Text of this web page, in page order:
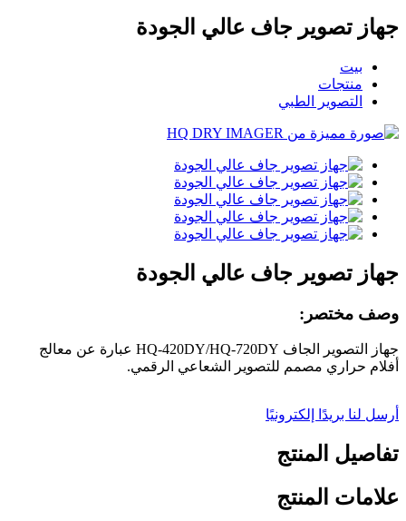
جهاز تصوير جاف عالي الجودة
بيت
منتجات
التصوير الطبي
جهاز تصوير جاف عالي الجودة
وصف مختصر:
جهاز التصوير الجاف HQ-420DY/HQ-720DY عبارة عن معالج
أفلام حراري مصمم للتصوير الشعاعي الرقمي.
أرسل لنا بريدًا إلكترونيًا
تفاصيل المنتج
علامات المنتج